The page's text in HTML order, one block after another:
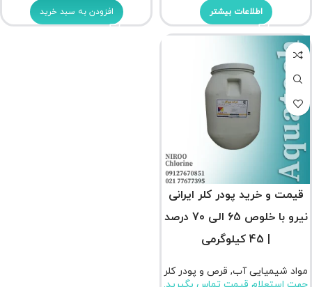
اطلاعات بیشتر افزودن به سبد خرید
قیمت و خرید پودر کلر ایرانی
نیرو با خلوص 65 الی 70 درصد
مواد شیمیایی آب, قرص و پودر کلر